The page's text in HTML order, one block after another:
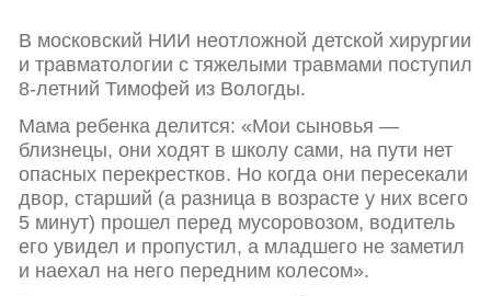
В московский НИИ неотложной детской хирургии
и травматологии с тяжелыми травмами поступил
8-летний Тимофей из Вологды.
Мама ребенка делится: «Мои сыновья —
близнецы, они ходят в школу сами, на пути нет
опасных перекрестков. Но когда они пересекали
двор, старший (а разница в возрасте у них всего
5 минут) прошел перед мусоровозом, водитель
его увидел и пропустил, а младшего не заметил
и наехал на него передним колесом».